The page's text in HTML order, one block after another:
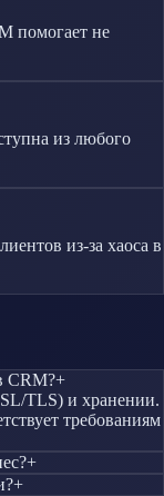
помогает не
из любого
из-за хаоса в
CRM?+
TLS) и хранении.
требованиям
+
+